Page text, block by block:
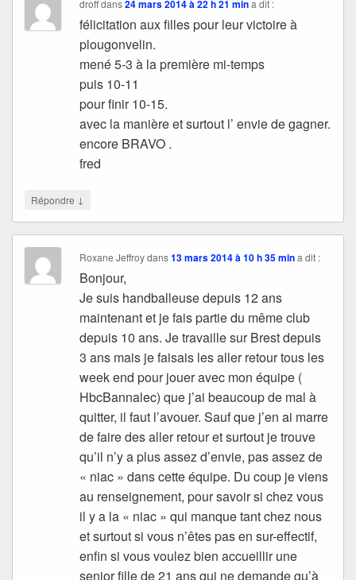
droffdans24 mars 2014 à 22 h 21 min a dit :
félicitation aux filles pour leur victoire à
plougonvelin.
mené 5-3 à la première mi-temps
puis 10-11
pour finir 10-15.
avec la manière et surtout l’ envie de gagner.
encore BRAVO .
fred
Répondre ↓
Roxane Jeffroydans13 mars 2014 à 10 h 35 min a dit :
Bonjour,
Je suis handballeuse depuis 12 ans
maintenant et je fais partie du même club
depuis 10 ans. Je travaille sur Brest depuis
3 ans mais je faisais les aller retour tous les
week end pour jouer avec mon équipe (
HbcBannalec) que j’ai beaucoup de mal à
quitter, il faut l’avouer. Sauf que j’en ai marre
de faire des aller retour et surtout je trouve
qu’il n’y a plus assez d’envie, pas assez de
« niac » dans cette équipe. Du coup je viens
au renseignement, pour savoir si chez vous
il y a la « niac » qui manque tant chez nous
et surtout si vous n’êtes pas en sur-effectif,
enfin si vous voulez bien accueillir une
senior fille de 21 ans qui ne demande qu’à